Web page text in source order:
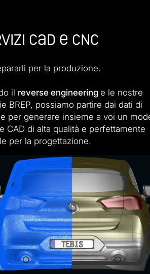
CAD e CNC
per la produzione.
il reverse engineering e le nostre
BREP, possiamo partire dai dati di
per generare insieme a voi un
CAD di alta qualità e perfettamente
per la progettazione.